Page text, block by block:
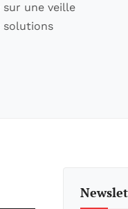
sur une veille
solutions